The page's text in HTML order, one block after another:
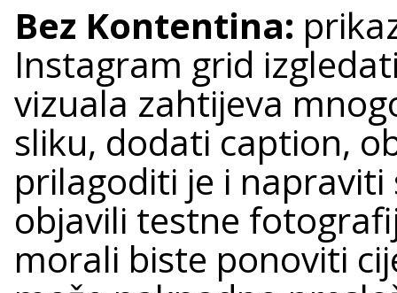
Bez Kontentina:
Instagram grid
vizuala zahtijeva
sliku, dodati caption,
prilagoditi je i
objavili testne
morali biste ponoviti